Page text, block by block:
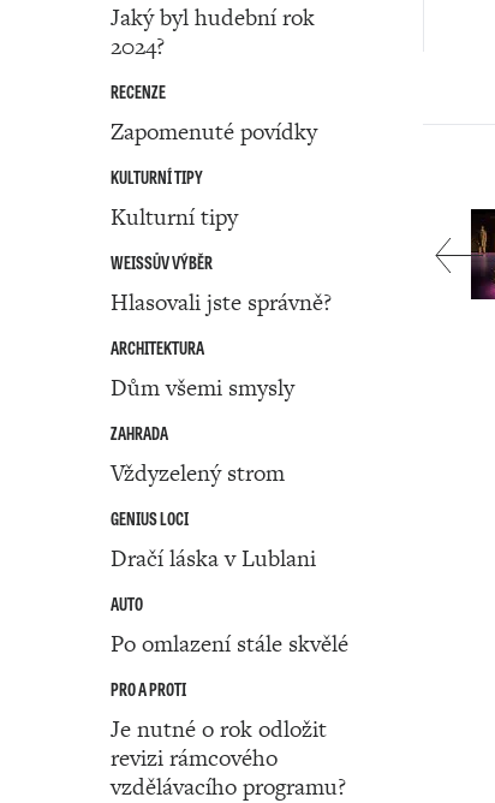
Jaký byl hudební rok
2024?
RECENZE
Zapomenuté povídky
KULTURNÍ TIPY
Kulturní tipy
WEISSŮV VÝBĚR
Hlasovali jste správně?
ARCHITEKTURA
Dům všemi smysly
ZAHRADA
Vždyzelený strom
GENIUS LOCI
Dračí láska v Lublani
AUTO
Po omlazení stále skvělé
PRO A PROTI
Je nutné o rok odložit
revizi rámcového
vzdělávacího programu?